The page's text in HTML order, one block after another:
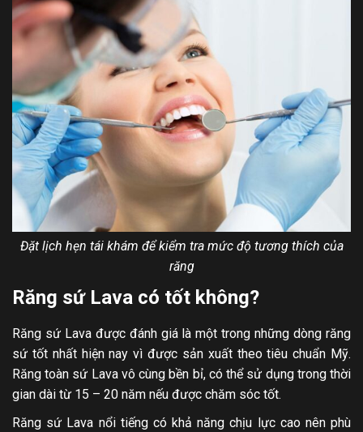
Đặt lịch hẹn tái khám để kiểm tra mức độ tương thích của
răng
Răng sứ Lava có tốt không?
Răng sứ Lava được đánh giá là một trong những dòng răng
sứ tốt nhất hiện nay vì được sản xuất theo tiêu chuẩn Mỹ.
Răng toàn sứ Lava vô cùng bền bỉ, có thể sử dụng trong thời
gian dài từ 15 – 20 năm nếu được chăm sóc tốt.
Răng sứ Lava nổi tiếng có khả năng chịu lực cao nên phù